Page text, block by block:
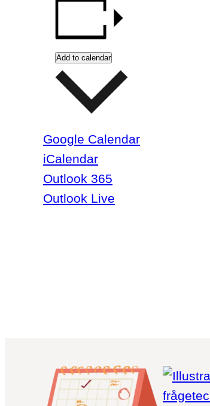
Add to calendar
Google Calendar
iCalendar
Outlook 365
Outlook Live